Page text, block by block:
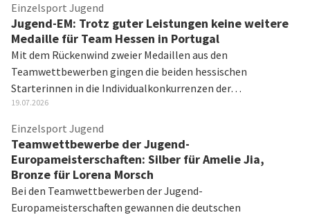
Einzelsport Jugend
Jugend-EM: Trotz guter Leistungen keine weitere
Medaille für Team Hessen in Portugal
Mit dem Rückenwind zweier Medaillen aus den
Teamwettbewerben gingen die beiden hessischen
Starterinnen in die Individualkonkurrenzen der…
19.07.2026
Einzelsport Jugend
Teamwettbewerbe der Jugend-
Europameisterschaften: Silber für Amelie Jia,
Bronze für Lorena Morsch
Bei den Teamwettbewerben der Jugend-
Europameisterschaften gewannen die deutschen